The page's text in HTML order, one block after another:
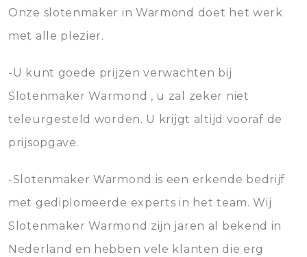
Onze slotenmaker in Warmond doet het werk
met alle plezier.
-U kunt goede prijzen verwachten bij
Slotenmaker Warmond , u zal zeker niet
teleurgesteld worden. U krijgt altijd vooraf de
prijsopgave.
-Slotenmaker Warmond is een erkende bedrijf
met gediplomeerde experts in het team. Wij
Slotenmaker Warmond zijn jaren al bekend in
Nederland en hebben vele klanten die erg